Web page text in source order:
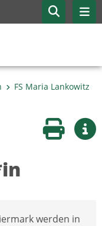
FS Maria Lankowitz
Seite
werden in